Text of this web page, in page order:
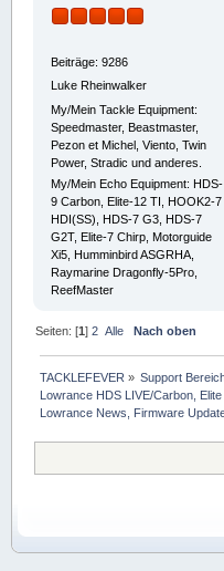
Beiträge: 9286
Luke Rheinwalker
My/Mein Tackle Equipment:
Speedmaster, Beastmaster,
Pezon et Michel, Viento, Twin
Power, Stradic und anderes.
My/Mein Echo Equipment: HDS-
9 Carbon, Elite-12 TI, HOOK2-7
HDI(SS), HDS-7 G3, HDS-7
G2T, Elite-7 Chirp, Motorguide
Xi5, Humminbird ASGRHA,
Raymarine Dragonfly-5Pro,
ReefMaster
Seiten: [1]2 Alle Nach oben
TACKLEFEVER » Support
Lowrance HDS LIVE/Carbon,
Lowrance News, Firmware